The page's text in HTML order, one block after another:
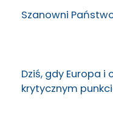
Szanowni
Dziś, gdy Europa i
krytycznym